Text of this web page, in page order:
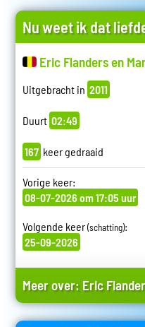
Nu weet ik dat
Eric Flanders en
Uitgebracht in 2011
Duurt 02:49
167 keer gedraaid
Vorige keer:
08-07-2026 om 17:05 uur
Volgende keer(schatting):
25-09-2026
Meer over: Eric